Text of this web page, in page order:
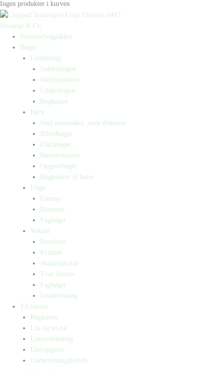
Ingen produkter i kurven
Straarup & Co
Sommerbogpakker
Bøger
Letlæsning
Indskolingen
Mellemtrinnet
Udskolingen
Bogkasser
Børn
Små mennesker, store drømme
Billedbøger
Faktabøger
Børneromaner
Opgavebøger
Bogpakker til børn
Unge
Fantasy
Romaner
Fagbøger
Voksne
Romance
Krimier
Skønlitteratur
True Stories
Fagbøger
Undervisning
Til lærere
Bogkasser
Lix og let-tal
Universlæsning
Elevopgaver
Undervisningsforløb